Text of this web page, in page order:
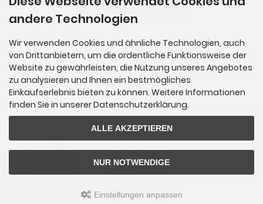
SchnüffelBar - Naturfutterlädchen für Hunde & Katzen © 2026 | Template © 2009-2026 by
modified eCommerce Shopsoftware
andere Technologien
Wir verwenden Cookies und ähnliche Technologien, auch
von Drittanbietern, um die ordentliche Funktionsweise der
Website zu gewährleisten, die Nutzung unseres Angebotes
zu analysieren und Ihnen ein bestmögliches
Einkaufserlebnis bieten zu können. Weitere Informationen
finden Sie in unserer Datenschutzerklärung.
ALLE AKZEPTIEREN
NUR NOTWENDIGE
Einstellungen anpassen